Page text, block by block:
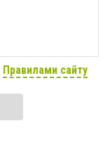
Правилами сайту